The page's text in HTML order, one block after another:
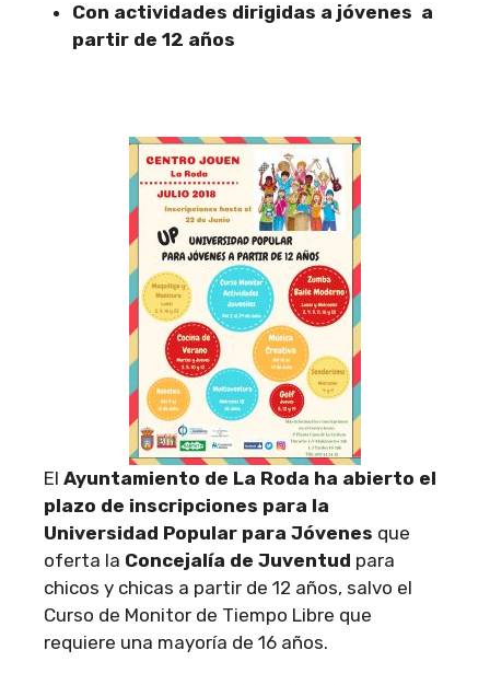
Con actividades dirigidas a jóvenes a
partir de 12 años
El Ayuntamiento de La Roda ha abierto el
plazo de inscripciones para la
Universidad Popular para Jóvenes que
oferta la Concejalía de Juventud para
chicos y chicas a partir de 12 años, salvo el
Curso de Monitor de Tiempo Libre que
requiere una mayoría de 16 años.